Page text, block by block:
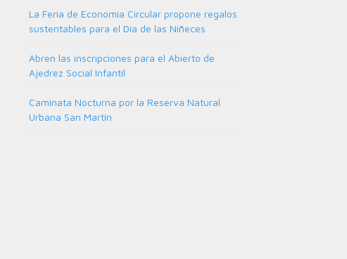
La Feria de Economía Circular propone regalos
sustentables para el Día de las Niñeces
Abren las inscripciones para el Abierto de
Ajedrez Social Infantil
Caminata Nocturna por la Reserva Natural
Urbana San Martín